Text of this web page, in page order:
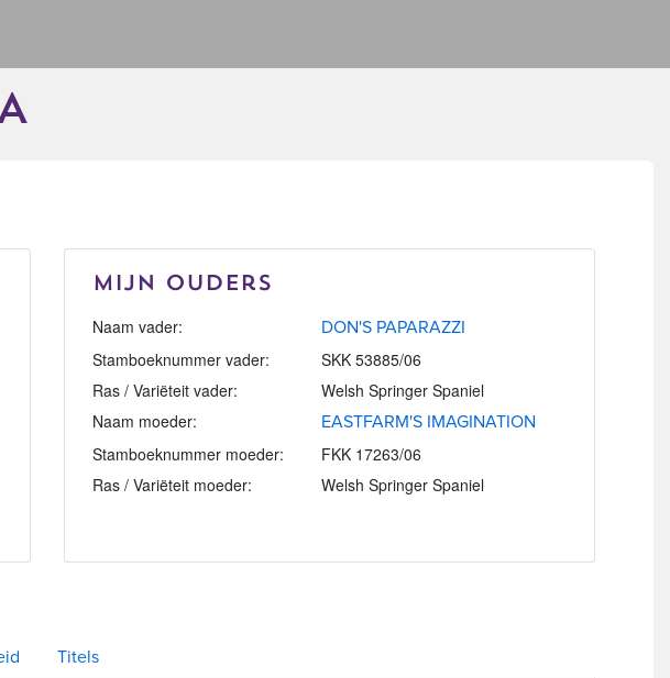
Mijn Ouders
Naam vader:
DON'S PAPARAZZI
Stamboeknummer vader:
SKK 53885/06
Ras / Variëteit vader:
Welsh Springer Spaniel
Naam moeder:
EASTFARM'S IMAGINATION
Stamboeknummer moeder:
FKK 17263/06
Ras / Variëteit moeder:
Welsh Springer Spaniel
Titels